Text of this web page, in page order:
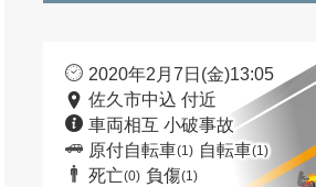
2020年2月7日(金)13:05
佐久市中込 付近
車両相互 小破事故
原付自転車(1) 自転車(1)
死亡(0) 負傷(1)